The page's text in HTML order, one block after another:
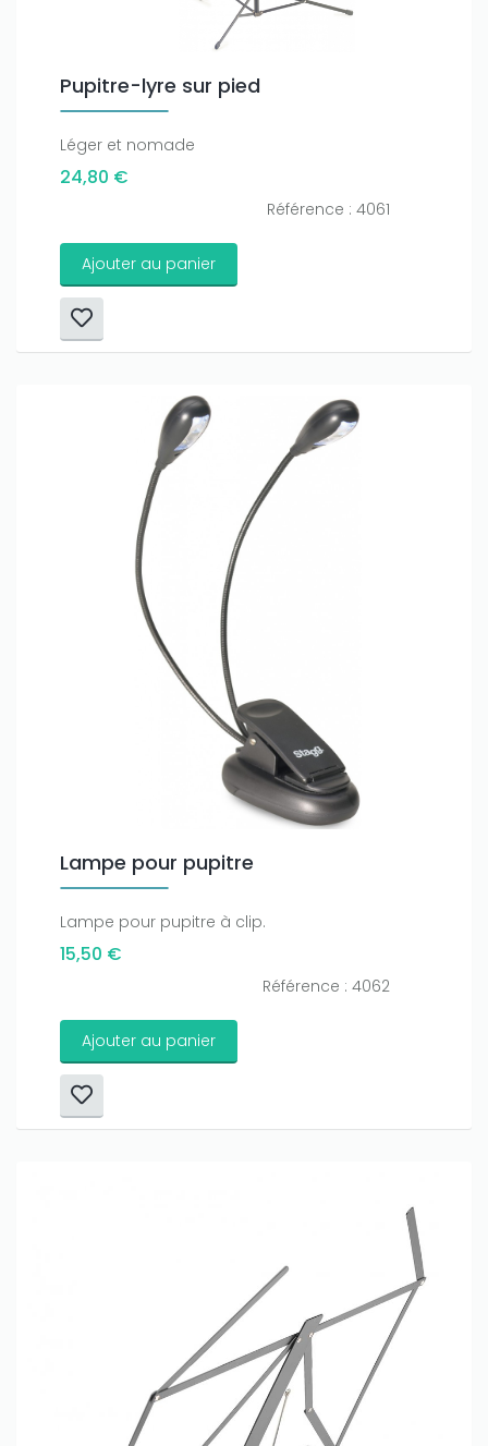
Pupitre-lyre sur pied
Léger et nomade
24,80 €
Référence : 4061
Ajouter au panier
Lampe pour pupitre
Lampe pour pupitre à clip.
15,50 €
Référence : 4062
Ajouter au panier
if you really want to win a huge